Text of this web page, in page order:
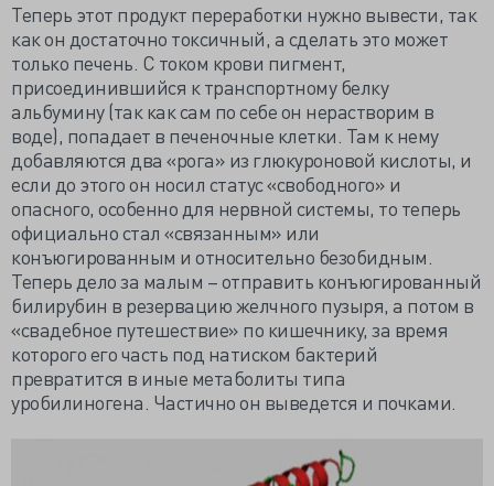
Теперь этот продукт переработки нужно вывести, так
как он достаточно токсичный, а сделать это может
только печень. С током крови пигмент,
присоединившийся к транспортному белку
альбумину (так как сам по себе он нерастворим в
воде), попадает в печеночные клетки. Там к нему
добавляются два «рога» из глюкуроновой кислоты, и
если до этого он носил статус «свободного» и
опасного, особенно для нервной системы, то теперь
официально стал «связанным» или
конъюгированным и относительно безобидным.
Теперь дело за малым – отправить конъюгированный
билирубин в резервацию желчного пузыря, а потом в
«свадебное путешествие» по кишечнику, за время
которого его часть под натиском бактерий
превратится в иные метаболиты типа
уробилиногена. Частично он выведется и почками.